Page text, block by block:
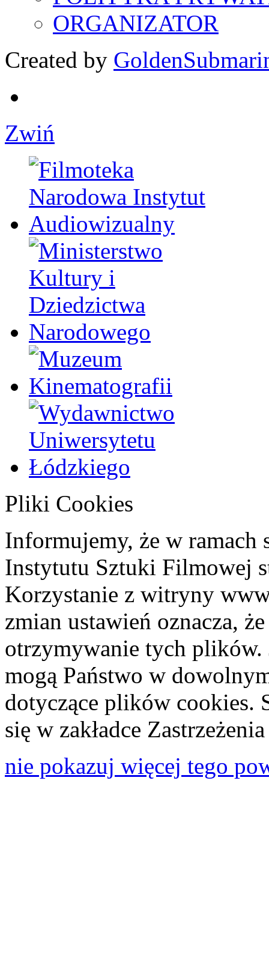
ORGANIZATOR
Created by
Zwiń
Pliki Cookies
Informujemy, że w ramach
Instytutu Sztuki Filmowej
Korzystanie z witryny
zmian ustawień oznacza,
otrzymywanie tych plików.
mogą Państwo w
dotyczące plików cookies.
się w zakładce
nie pokazuj więcej tego